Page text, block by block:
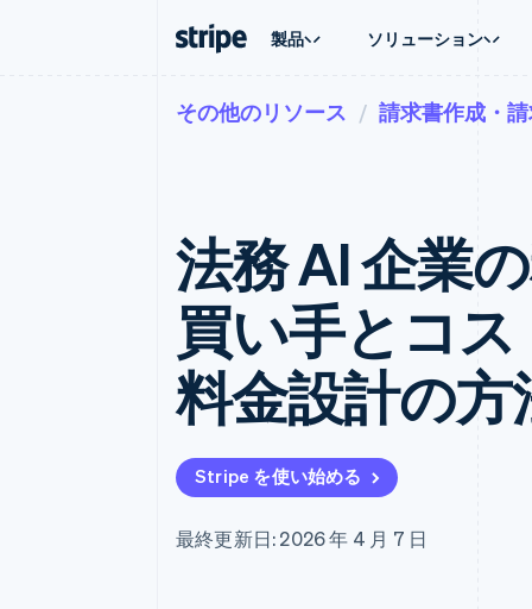
製品 ソリューション
マーチャントオブレコードソリ
Payment links
コーディング不要の決済ページ
構築済み決済 UI
柔軟な UI コンポーネント
決済成功率の最適化
収益
従量課金
サブスクリプション
サブスクリプション
Invoicing
1 回限りまたは継続
Tax
消費税と VAT の自
Revenue
会計管理の自動化
カスタムレポート
Data Pipeline
ユース
請求・
グロー
アプリ
資金管
プラッ
SaaS
ドキュメント
Stripe Apps
サポート
その他のリソース 請求書作成・
法務 AI 企業
買い手とコ
料金設計の方
Stripe を使い始める
最終更新日: 2026 年 4 月 7 日